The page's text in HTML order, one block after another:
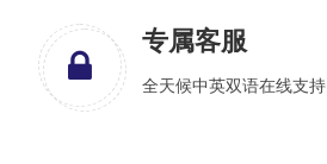
专属客服
全天候中英双语在线支持